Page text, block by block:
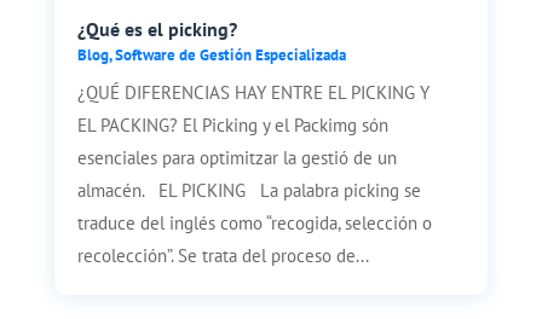
¿Qué es el picking?
Blog,Software de Gestión Especializada
¿QUÉ DIFERENCIAS HAY ENTRE EL PICKING Y
EL PACKING? El Picking y el Packimg són
esenciales para optimitzar la gestió de un
almacén. EL PICKING La palabra picking se
traduce del inglés como “recogida, selección o
recolección”. Se trata del proceso de...